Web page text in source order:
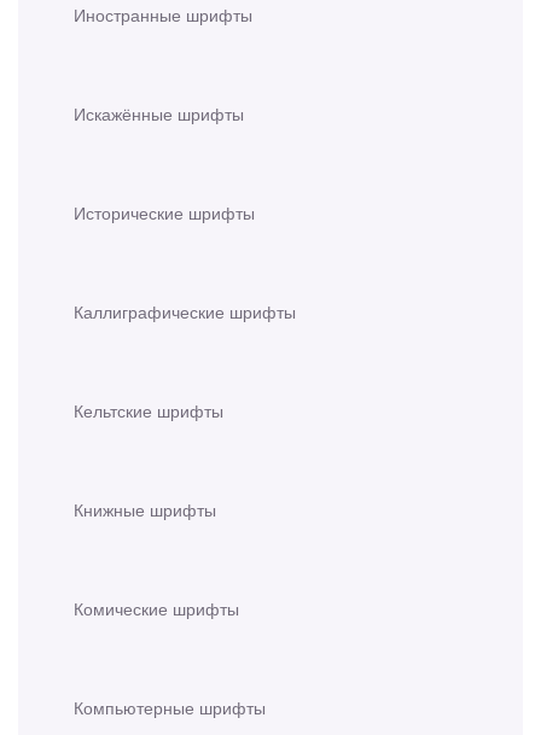
Иностранные шрифты
Искажённые шрифты
Исторические шрифты
Каллиграфические шрифты
Кельтские шрифты
Книжные шрифты
Комические шрифты
Компьютерные шрифты